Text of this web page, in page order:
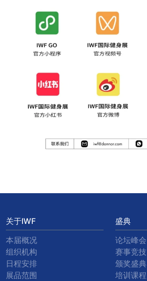
关于IWF
本届概况
组织机构
日程安排
展品范围
盛典
论坛峰会
赛事竞技
颁奖盛典
培训课程